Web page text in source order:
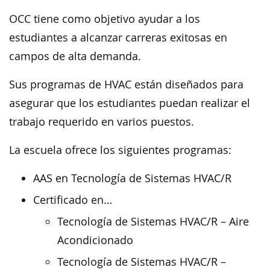
OCC tiene como objetivo ayudar a los
estudiantes a alcanzar carreras exitosas en
campos de alta demanda.
Sus programas de HVAC están diseñados para
asegurar que los estudiantes puedan realizar el
trabajo requerido en varios puestos.
La escuela ofrece los siguientes programas:
AAS en Tecnología de Sistemas HVAC/R
Certificado en…
Tecnología de Sistemas HVAC/R – Aire
Acondicionado
Tecnología de Sistemas HVAC/R –